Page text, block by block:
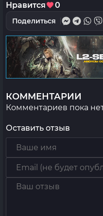
Нравится 0
Поделиться
КОММЕНТАРИИ
Комментариев пока
Оставить отзыв